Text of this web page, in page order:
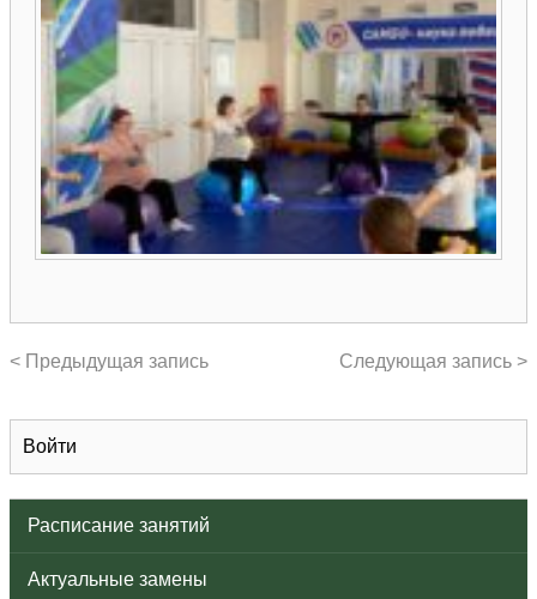
Войти
Расписание занятий
Актуальные замены
< Предыдущая запись Следующая запись >